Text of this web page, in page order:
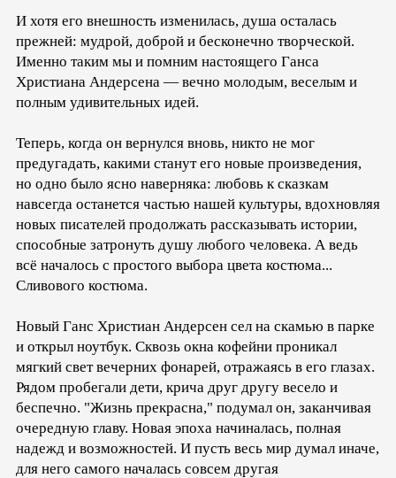
И хотя его внешность изменилась, душа осталась
прежней: мудрой, доброй и бесконечно творческой.
Именно таким мы и помним настоящего Ганса
Христиана Андерсена — вечно молодым, веселым и
полным удивительных идей.
Теперь, когда он вернулся вновь, никто не мог
предугадать, какими станут его новые произведения,
но одно было ясно наверняка: любовь к сказкам
навсегда останется частью нашей культуры, вдохновляя
новых писателей продолжать рассказывать истории,
способные затронуть душу любого человека. А ведь
всё началось с простого выбора цвета костюма...
Сливового костюма.
Новый Ганс Христиан Андерсен сел на скамью в парке
и открыл ноутбук. Сквозь окна кофейни проникал
мягкий свет вечерних фонарей, отражаясь в его глазах.
Рядом пробегали дети, крича друг другу весело и
беспечно. "Жизнь прекрасна," подумал он, заканчивая
очередную главу. Новая эпоха начиналась, полная
надежд и возможностей. И пусть весь мир думал иначе,
для него самого началась совсем другая